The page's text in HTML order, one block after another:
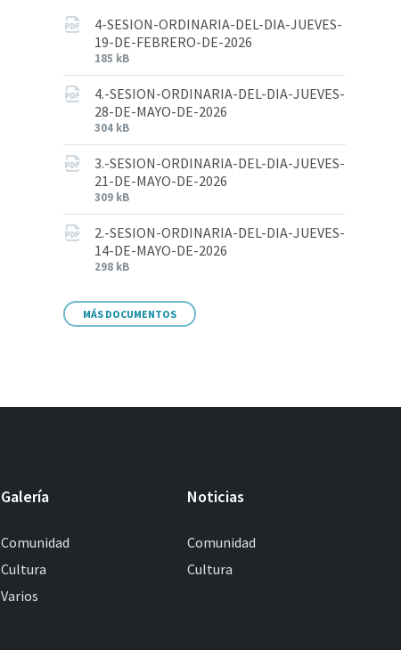
4-SESION-ORDINARIA-DEL-DIA-JUEVES-
19-DE-FEBRERO-DE-2026
185 kB
4.-SESION-ORDINARIA-DEL-DIA-JUEVES-
28-DE-MAYO-DE-2026
304 kB
3.-SESION-ORDINARIA-DEL-DIA-JUEVES-
21-DE-MAYO-DE-2026
309 kB
2.-SESION-ORDINARIA-DEL-DIA-JUEVES-
14-DE-MAYO-DE-2026
298 kB
MÁS DOCUMENTOS
Galería
Comunidad
Cultura
Varios
Noticias
Comunidad
Cultura